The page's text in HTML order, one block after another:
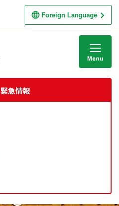
Foreign Language
緊急情報